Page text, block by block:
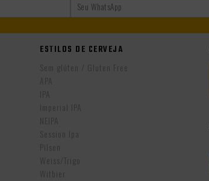
ESTILOS DE CERVEJA
Sem glúten / Gluten Free
APA
IPA
Imperial IPA
NEIPA
Session Ipa
Pilsen
Weiss/Trigo
Witbier